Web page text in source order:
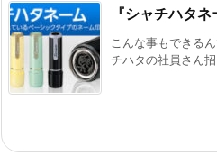
『シャチハタ
こんな事もできる
チハタの社員さん